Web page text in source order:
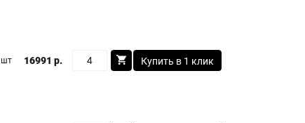
16991 р. Купить в 1 клик